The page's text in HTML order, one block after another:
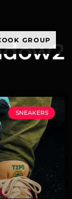
GROUP
SNEAKERS